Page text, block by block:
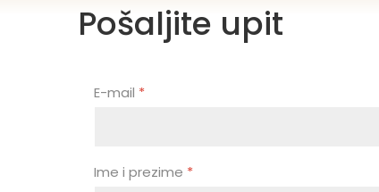
Pošaljite upit
E-mail *
Ime i prezime *